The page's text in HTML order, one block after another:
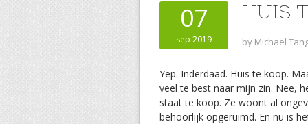
07
sep 2019
HUIS
by Michael
Yep. Inderdaad. Huis te koop.
veel te best naar mijn zin. Nee,
staat te koop. Ze woont al
behoorlijk opgeruimd. En nu is